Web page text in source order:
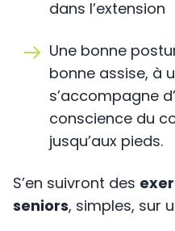
dans l’extension
Une bonne
bonne assise, à
s’accompagne
conscience du
jusqu’aux pieds.
S’en suivront des
seniors, simples, sur